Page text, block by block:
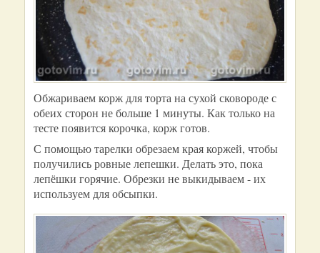
Обжариваем корж для торта на сухой сковороде с
обеих сторон не больше 1 минуты. Как только на
тесте появится корочка, корж готов.
С помощью тарелки обрезаем края коржей, чтобы
получились ровные лепешки. Делать это, пока
лепёшки горячие. Обрезки не выкидываем - их
используем для обсыпки.